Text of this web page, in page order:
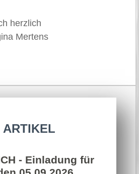
herzlich
Mertens
ARTIKEL
- Einladung für